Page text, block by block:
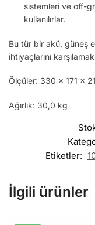
sistemleri ve off-
kullanılırlar.
Bu tür bir akü, güneş
ihtiyaçlarını
Ölçüler: 330 x 171 x
Ağırlık: 30,0 kg
Etiketler:
İlgili ürünler